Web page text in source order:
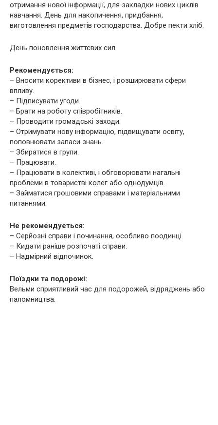
отримання нової інформації, для закладки нових циклів
навчання. День для накопичення, придбання,
виготовлення предметів господарства. Добре пекти хліб.
День поновлення життєвих сил.
Рекомендується:
– Вносити корективи в бізнес, і розширювати сфери
впливу.
– Підписувати угоди.
– Брати на роботу співробітників.
– Проводити громадські заходи.
– Отримувати нову інформацію, підвищувати освіту,
поповнювати запаси знань.
– Збиратися в групи.
– Працювати.
– Працювати в колективі, і обговорювати нагальні
проблеми в товаристві колег або однодумців.
– Займатися грошовими справами і матеріальними
питаннями.
Не рекомендується:
– Серйозні справи і починання, особливо поодинці.
– Кидати раніше розпочаті справи.
– Надмірний відпочинок.
Поїздки та подорожі:
Вельми сприятливий час для подорожей, відряджень або
паломництва.